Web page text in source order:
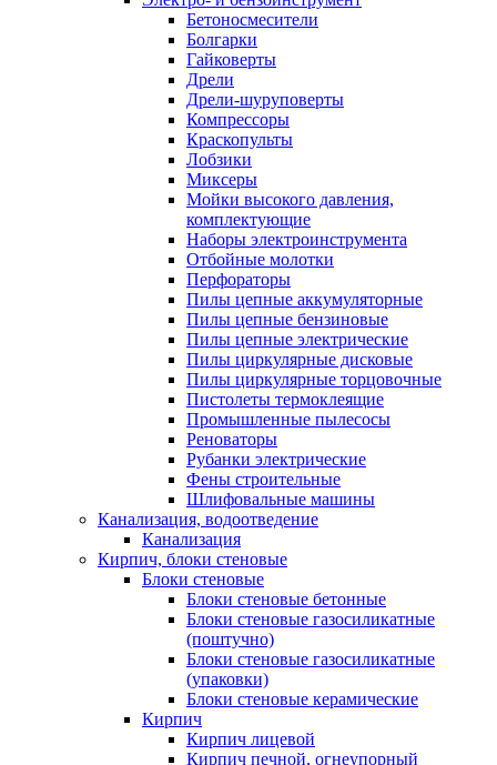
Бетоносмесители
Болгарки
Гайковерты
Дрели
Дрели-шуруповерты
Компрессоры
Краскопульты
Лобзики
Миксеры
Мойки высокого давления,
комплектующие
Наборы электроинструмента
Отбойные молотки
Перфораторы
Пилы цепные аккумуляторные
Пилы цепные бензиновые
Пилы цепные электрические
Пилы циркулярные дисковые
Пилы циркулярные торцовочные
Пистолеты термоклеящие
Промышленные пылесосы
Реноваторы
Рубанки электрические
Фены строительные
Шлифовальные машины
Канализация, водоотведение
Канализация
Кирпич, блоки стеновые
Блоки стеновые
Блоки стеновые бетонные
Блоки стеновые газосиликатные
(поштучно)
Блоки стеновые газосиликатные
(упаковки)
Блоки стеновые керамические
Кирпич
Кирпич лицевой
Кирпич печной, огнеупорный